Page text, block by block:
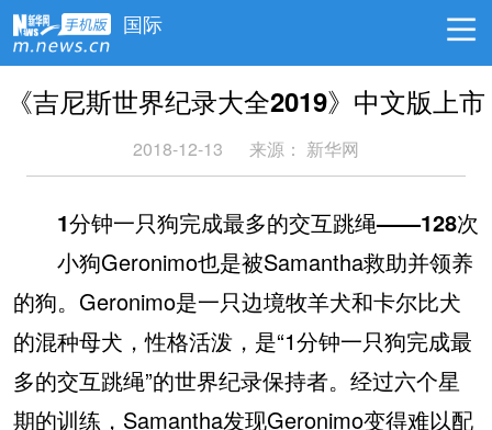
国际
《吉尼斯世界纪录大全2019》中文版上市
2018-12-13 来源： 新华网
1分钟一只狗完成最多的交互跳绳——128次
小狗Geronimo也是被Samantha救助并领养
的狗。Geronimo是一只边境牧羊犬和卡尔比犬
的混种母犬，性格活泼，是“1分钟一只狗完成最
多的交互跳绳”的世界纪录保持者。经过六个星
期的训练，Samantha发现Geronimo变得难以配